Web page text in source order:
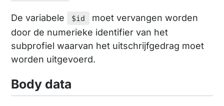
De variabele $id
moet vervangen worden
door de numerieke identifier van het
subprofiel waarvan het uitschrijfgedrag moet
worden uitgevoerd.
Body data